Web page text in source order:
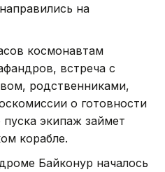
на
космонавтам
встреча с
родственниками,
о готовности
пуска экипаж займет
корабле.
Байконур началось